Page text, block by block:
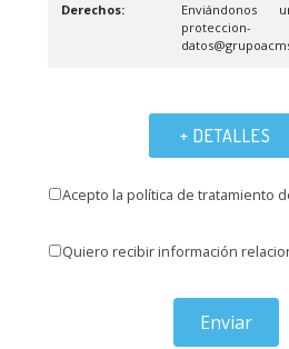
Derechos:
proteccion-
+ DETALLES
Acepto la política de tratamiento
Quiero recibir información
Enviar